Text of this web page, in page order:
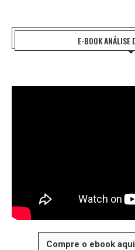
E-BOOK ANÁLISE
Compre o ebook aqui